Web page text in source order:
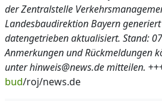
der Zentralstelle
Landesbaudirektion Bayern
datengetrieben aktualisiert. Stand:
Anmerkungen und Rückmeldungen
unter hinweis@news.de mitteilen.
bud/roj/news.de